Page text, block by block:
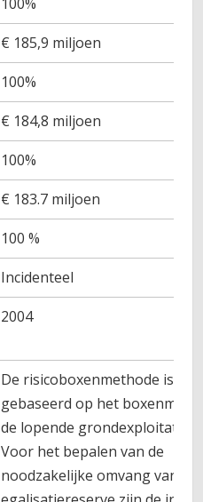
€ 185,9 miljoen
100%
€ 184,8 miljoen
100%
€ 183.7 miljoen
100 %
Incidenteel
2004
De risicoboxenmethode is
gebaseerd op het
de lopende grondexploitaties.
Voor het bepalen van de
noodzakelijke omvang van de